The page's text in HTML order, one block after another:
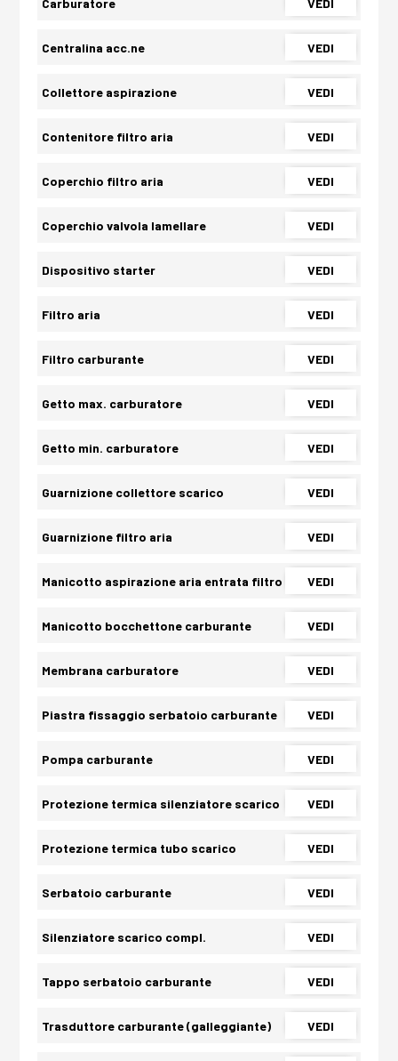
Centralina acc.ne VEDI
Collettore aspirazione VEDI
Contenitore filtro aria VEDI
Coperchio filtro aria VEDI
Coperchio valvola lamellare VEDI
Dispositivo starter VEDI
Filtro aria VEDI
Filtro carburante VEDI
Getto max. carburatore VEDI
Getto min. carburatore VEDI
Guarnizione collettore scarico VEDI
Guarnizione filtro aria VEDI
Manicotto aspirazione aria entrata filtro VEDI
Manicotto bocchettone carburante VEDI
Membrana carburatore VEDI
Piastra fissaggio serbatoio carburante VEDI
Pompa carburante VEDI
Protezione termica silenziatore scarico VEDI
Protezione termica tubo scarico VEDI
Serbatoio carburante VEDI
Silenziatore scarico compl. VEDI
Tappo serbatoio carburante VEDI
Trasduttore carburante (galleggiante) VEDI